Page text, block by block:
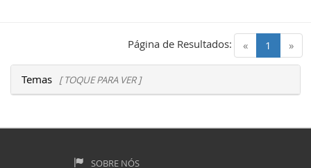
« 1 (current)
»
Página de Resultados:
Temas [ TOQUE PARA VER ]
SOBRE NÓS